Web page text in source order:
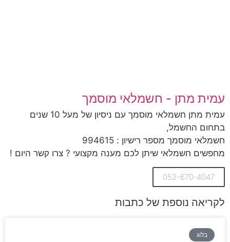
עמית מתן - חשמלאי מוסמך
עמית מתן חשמלאי מוסמך עם ניסיון של מעל 10 שנים
בתחום החשמל,
חשמלאי מוסמך מספר רישיון : 994615
מחפשים חשמלאי שיתן לכם מענה מקצועי ? צרו קשר היום !
052-670-4047
לקריאה נוספת של כתבות
בלוג